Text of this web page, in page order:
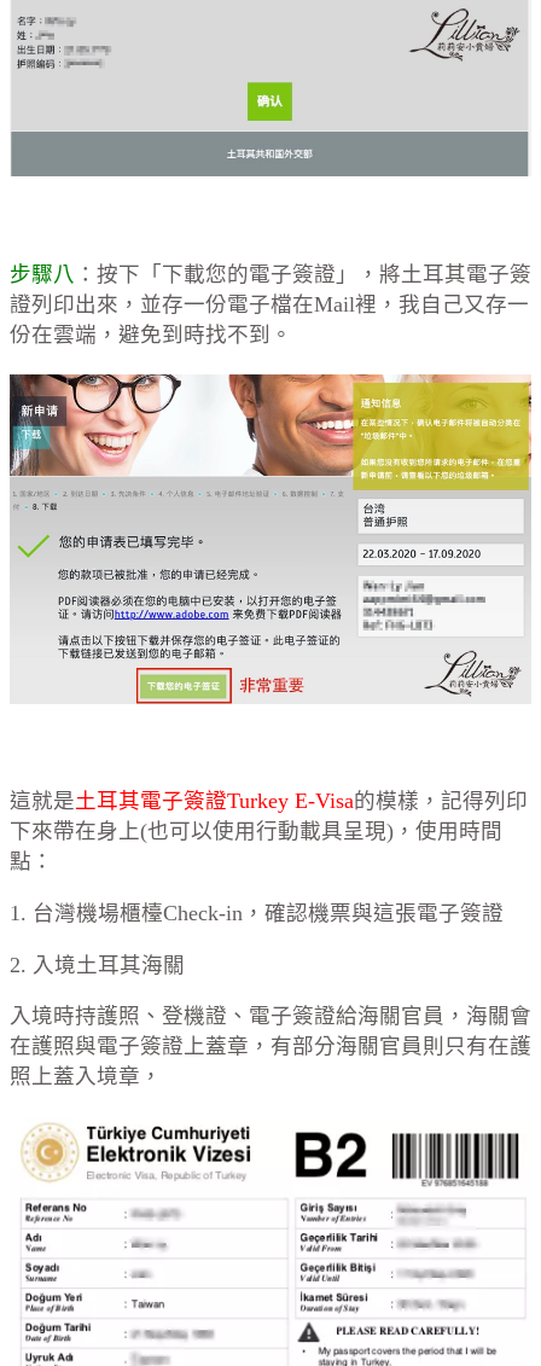
步驟八 ：按下「下載您的電子簽證」，將土耳其電子簽
證列印出來，並存一份電子檔在Mail裡，我自己又存一
份在雲端，避免到時找不到。
這就是土耳其電子簽證Turkey E-Visa的模樣，記得列印
下來帶在身上(也可以使用行動載具呈現)，使用時間
點：
1. 台灣機場櫃檯Check-in，確認機票與這張電子簽證
2. 入境土耳其海關
入境時持護照、登機證、電子簽證給海關官員，海關會
在護照與電子簽證上蓋章，有部分海關官員則只有在護
照上蓋入境章，